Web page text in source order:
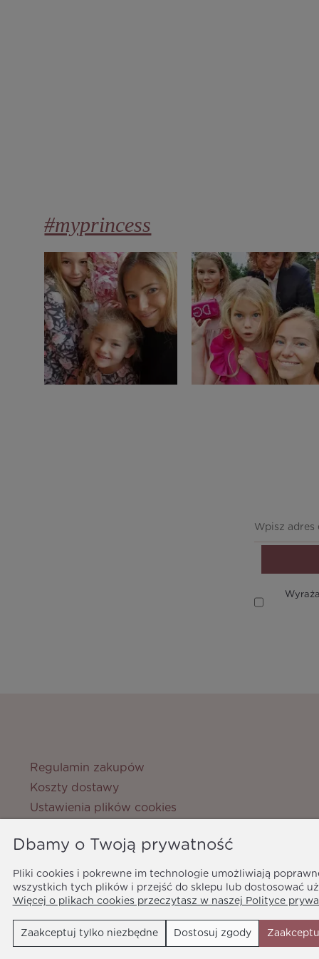
#myprincess
Regulamin zakupów
Koszty dostawy
Ustawienia plików cookies
Metody płatności
Ochrona danych osobowych
Polityka prywatności
Dbamy o Twoją prywatność
Pliki cookies i pokrewne im technologie umożliwiają
wszystkich tych plików i przejść do sklepu lub dostosować
Więcej o plikach cookies przeczytasz w naszej Polityce
Zaakceptuj tylko niezbędne Dostosuj zgody